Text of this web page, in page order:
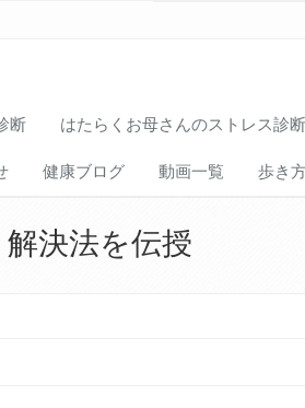
断 はたらくお母さんのストレス診断
健康ブログ 動画一覧 歩き
決法を伝授